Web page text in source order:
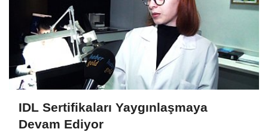
IDL Sertifikaları Yaygınlaşmaya
Devam Ediyor